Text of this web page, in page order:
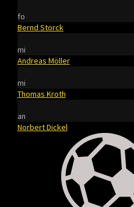
fo
Bernd Storck
mi
Andreas Möller
mi
Thomas Kroth
an
Norbert Dickel